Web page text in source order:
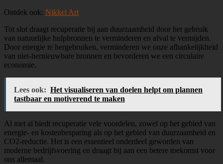
Ontdek ook: Nikkel Art
Tot slot draagt recuperatie bij aan duurzaamheid door het gebruik
van natuurlijke hulpbronnen te verminderen en afval te vermijden.
Door energie te hergebruiken, verminderen we onze afhankelijkheid
van niet-hernieuwbare bronnen en bevorderen we een circulaire
economie.
Lees ook: Het visualiseren van doelen helpt om plannen
tastbaar en motiverend te maken
Al met al biedt recuperatie vele voordelen, zowel op het gebied van
energie- en kostenbesparing als op het gebied van duurzaamheid en
CO2-reductie. Het is een essentieel onderdeel geworden van
moderne bedrijfsvoering en draagt bij aan een betere toekomst voor
ons allemaal.